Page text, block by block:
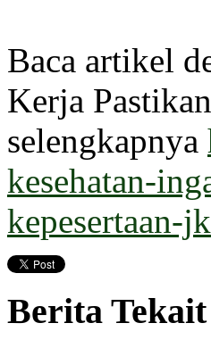
Baca artikel
Kerja
selengkapnya
kesehatan-
kepesertaan-
Berita Tekait